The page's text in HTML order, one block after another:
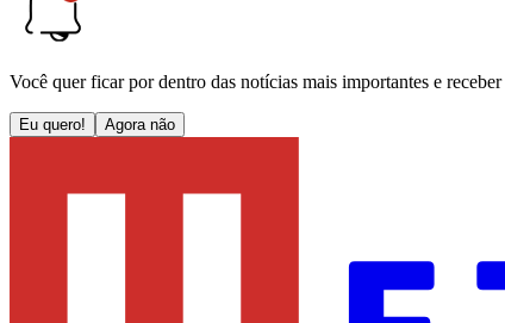
Você quer ficar por dentro das notícias mais importantes e receber
Eu quero! Agora não